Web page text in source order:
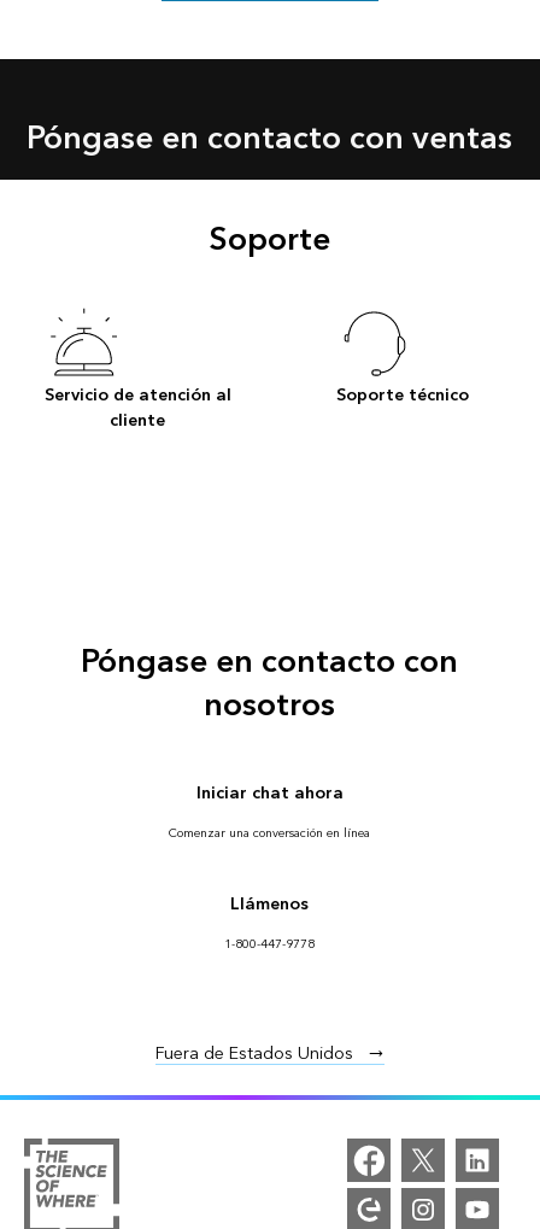
Póngase en contacto con ventas
Soporte
Servicio de atención al
cliente
Soporte técnico
Póngase en contacto con
nosotros
Iniciar chat ahora
Comenzar una conversación en línea
Llámenos
1-800-447-9778
Fuera de Estados Unidos